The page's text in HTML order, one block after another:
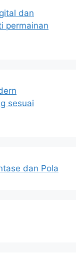
dan
permainan
sesuai
dan Pola